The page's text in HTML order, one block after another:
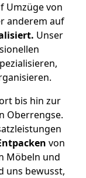
Umzüge von
anderem auf
Unser
bis hin zur
Oberrengse.
von
Möbeln und
uns bewusst,